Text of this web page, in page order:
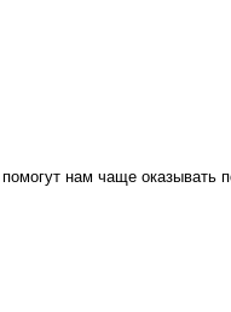
нам чаще